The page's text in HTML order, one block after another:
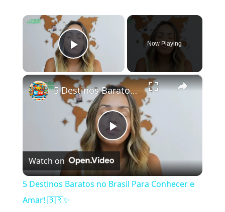
×
Play Video
Now Playing
×
Play Video
5 Destinos Baratos no Brasil Para Conhecer e Amar! 🇧🇷✨
Watch on
5 Destinos Baratos no Brasil Para Conhecer e
Amar! 🇧🇷✨